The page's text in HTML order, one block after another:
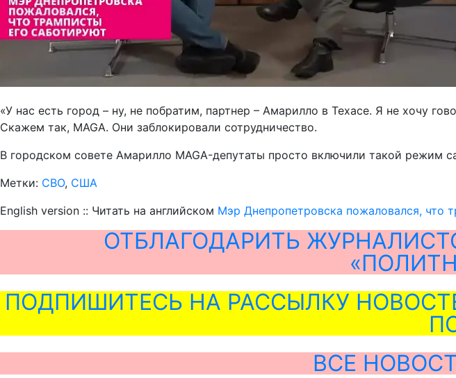
«У нас есть город – ну, не побратим, партнер – Амарилло в Техасе. Я не хочу
Скажем так, MAGA. Они заблокировали сотрудничество.
В городском совете Амарилло MAGA-депутаты просто включили такой режим
Метки: СВО, США
English version :: Читать на английском Мэр Днепропетровска пожаловался, что
ОТБЛАГОДАРИТЬ
ПОДПИШИТЕСЬ НА РАССЫЛКУ
ВСЕ